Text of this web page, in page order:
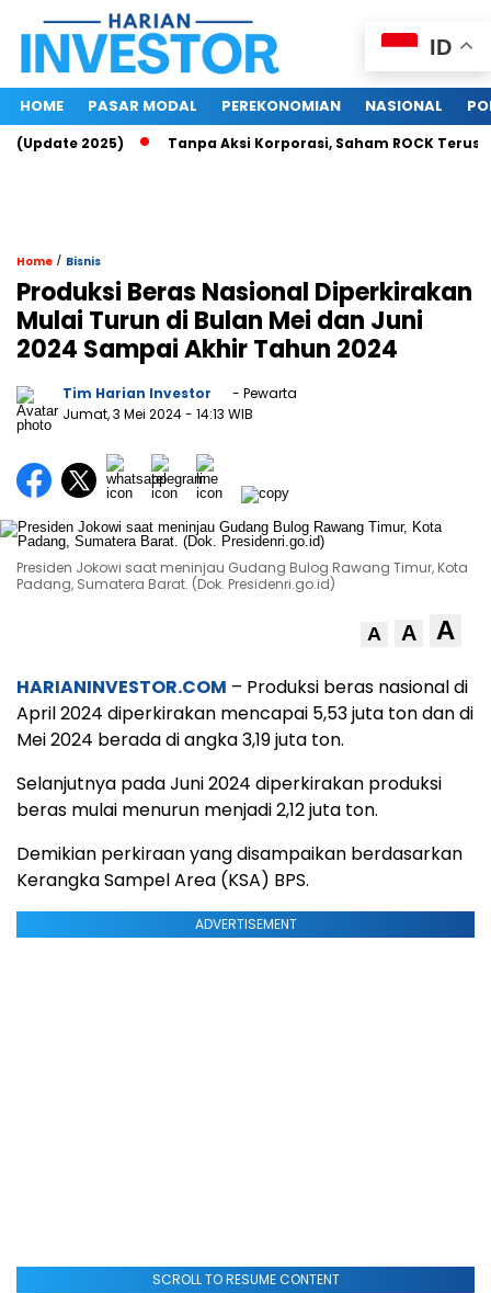
HOME PASAR MODAL PEREKONOMIAN NASIONAL
2025) Tanpa Aksi Korporasi, Saham ROCK Terus
Home / Bisnis
Produksi Beras Nasional Diperkirakan
Mulai Turun di Bulan Mei dan Juni
2024 Sampai Akhir Tahun 2024
Tim Harian Investor
- Pewarta
Jumat, 3 Mei 2024- 14:13 WIB
Presiden Jokowi saat meninjau Gudang Bulog Rawang Timur, Kota
Padang, Sumatera Barat. (Dok. Presidenri.go.id)
A A A
HARIANINVESTOR.COM – Produksi beras nasional di
April 2024 diperkirakan mencapai 5,53 juta ton dan di
Mei 2024 berada di angka 3,19 juta ton.
Selanjutnya pada Juni 2024 diperkirakan produksi
beras mulai menurun menjadi 2,12 juta ton.
Demikian perkiraan yang disampaikan berdasarkan
Kerangka Sampel Area (KSA) BPS.
ADVERTISEMENT
SCROLL TO RESUME CONTENT
ID